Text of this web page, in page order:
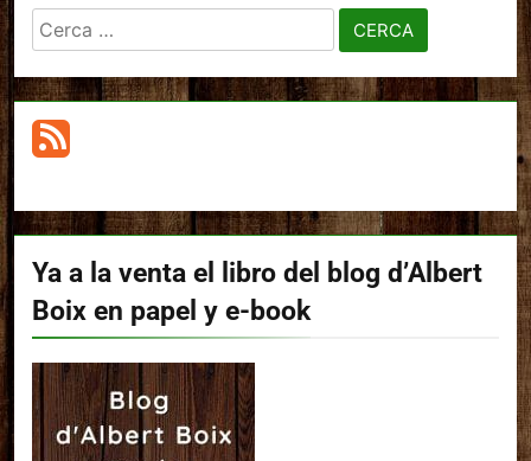
Cerca:
Ya a la venta el libro del blog d’Albert
Boix en papel y e-book